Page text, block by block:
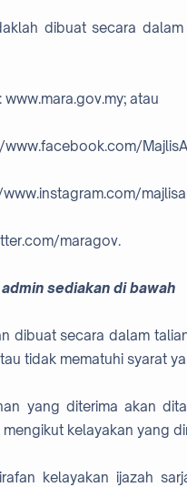
dibuat secara
www.mara.gov.my; atau
maragov.
sediakan di bawah
dibuat secara dalam
tidak mematuhi syarat
yang diterima akan
kelayakan yang
kelayakan ijazah